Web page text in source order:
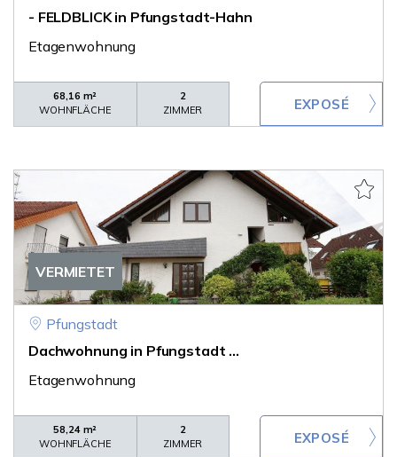
- FELDBLICK in Pfungstadt-Hahn
Etagenwohnung
68,16 m²
WOHNFLÄCHE
2
ZIMMER
VERMIETET
Pfungstadt
Dachwohnung in Pfungstadt ...
Etagenwohnung
58,24 m²
WOHNFLÄCHE
2
ZIMMER